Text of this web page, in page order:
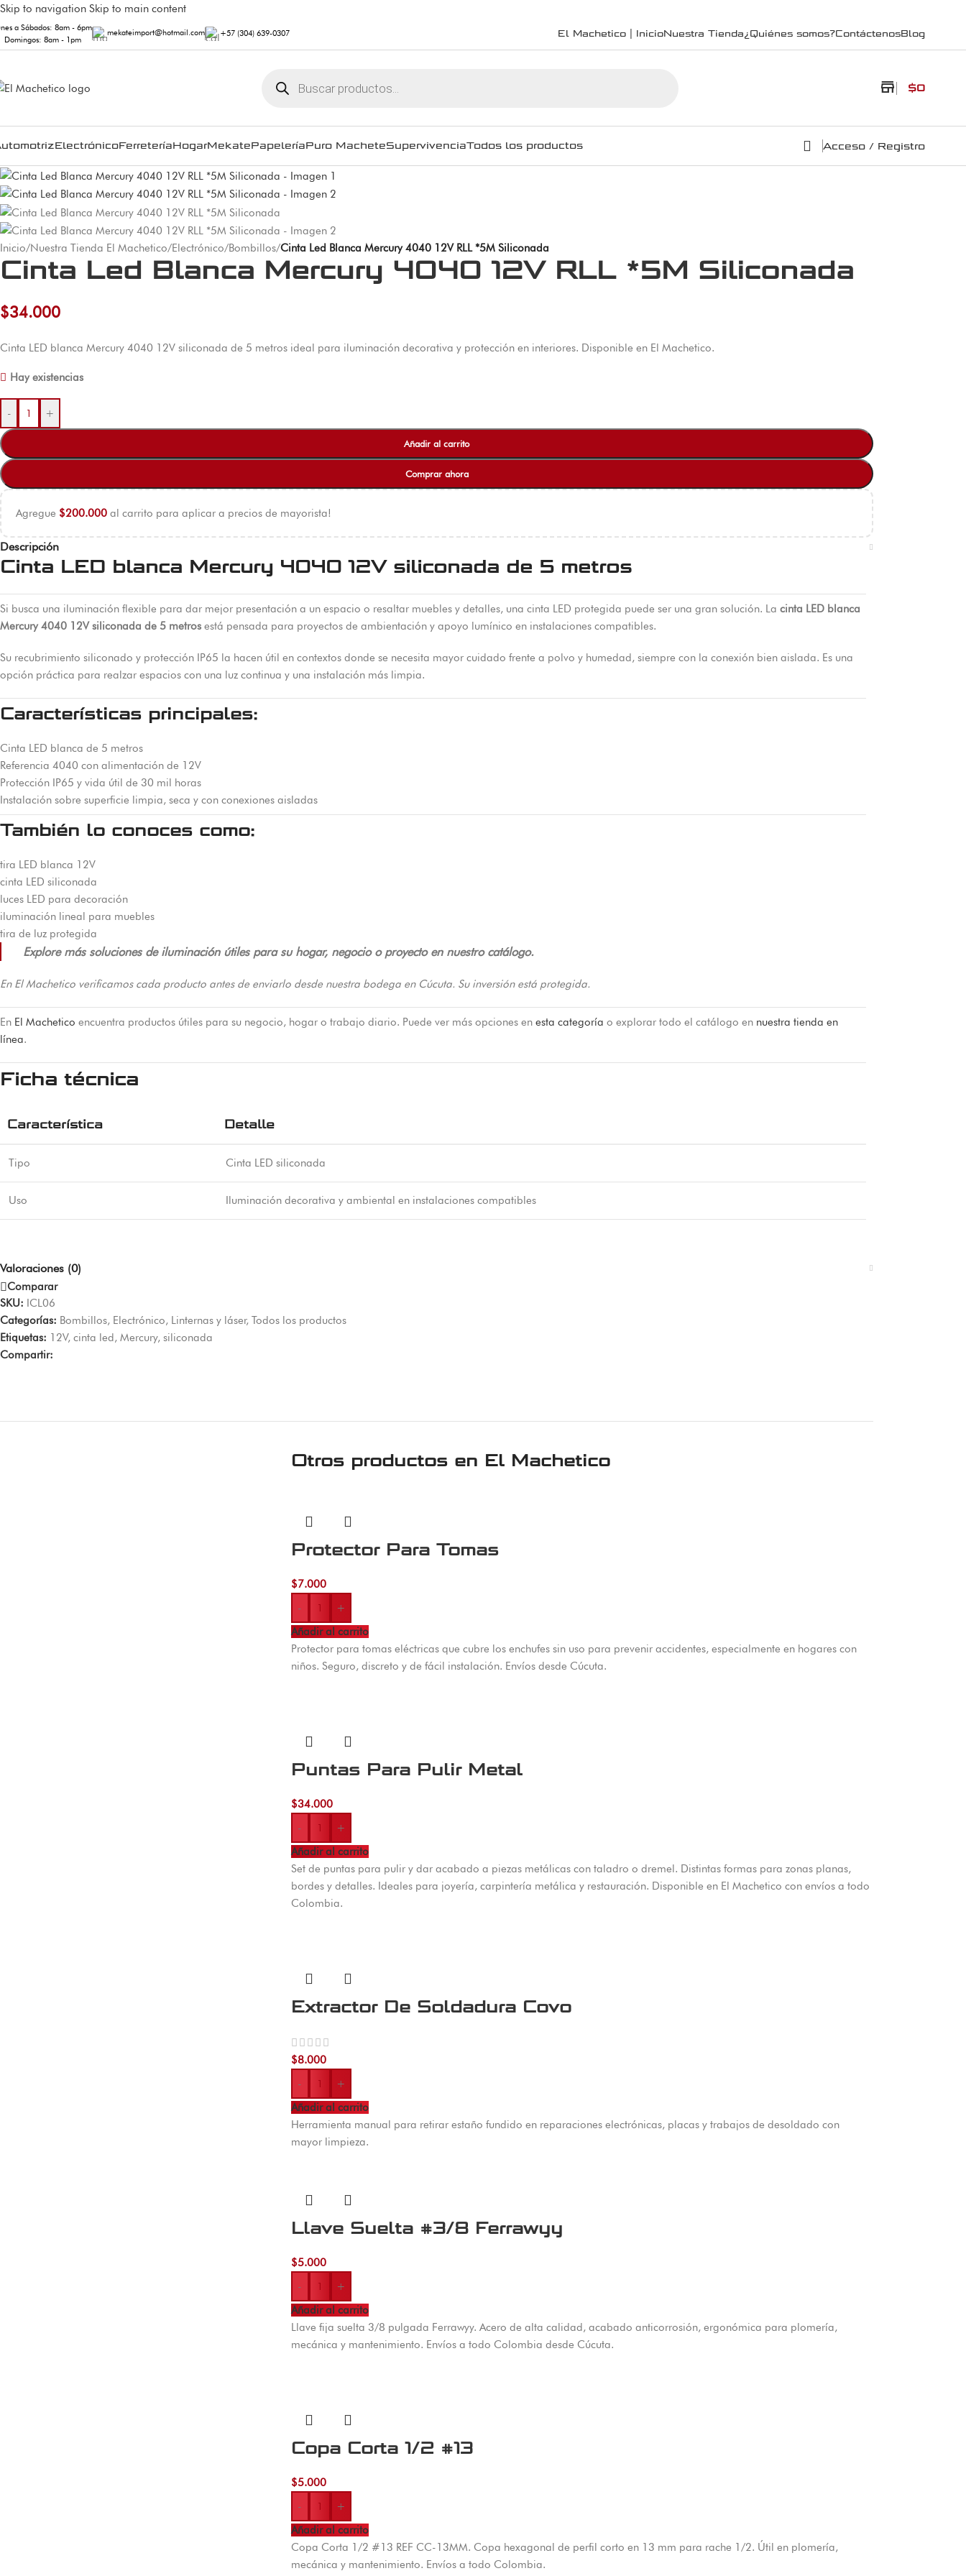
Skip to navigation Skip to main content
a Sábados: 8am - 6pm
Domingos: 8am - 1pm
mekateimport@hotmail.com +57 (304) 639-0307 El Machetico | InicioNuestra Tienda¿Quiénes somos?ContáctenosBlog
store $0
ElectrónicoFerreteríaHogarMekatePapeleríaPuro MacheteSupervivenciaTodos los productos Acceso / Registro
Inicio/Nuestra Tienda El Machetico/Electrónico/Bombillos/Cinta Led Blanca Mercury 4040 12V RLL *5M Siliconada
Cinta Led Blanca Mercury 4040 12V RLL *5M Siliconada
$34.000
Cinta LED blanca Mercury 4040 12V siliconada de 5 metros ideal para iluminación decorativa y protección en interiores. Disponible en El Machetico.
Hay existencias
- +
Añadir al carrito
Comprar ahora
Agregue $200.000 al carrito para aplicar a precios de mayorista!
Descripción
Cinta LED blanca Mercury 4040 12V siliconada de 5 metros
Si busca una iluminación flexible para dar mejor presentación a un espacio o resaltar muebles y detalles, una cinta LED protegida puede ser una gran solución. La cinta LED blanca
Mercury 4040 12V siliconada de 5 metros está pensada para proyectos de ambientación y apoyo lumínico en instalaciones compatibles.
Su recubrimiento siliconado y protección IP65 la hacen útil en contextos donde se necesita mayor cuidado frente a polvo y humedad, siempre con la conexión bien aislada. Es una
opción práctica para realzar espacios con una luz continua y una instalación más limpia.
Características principales:
Cinta LED blanca de 5 metros
Referencia 4040 con alimentación de 12V
Protección IP65 y vida útil de 30 mil horas
Instalación sobre superficie limpia, seca y con conexiones aisladas
También lo conoces como:
tira LED blanca 12V
cinta LED siliconada
luces LED para decoración
iluminación lineal para muebles
tira de luz protegida
Explore más soluciones de iluminación útiles para su hogar, negocio o proyecto en nuestro catálogo.
En El Machetico verificamos cada producto antes de enviarlo desde nuestra bodega en Cúcuta. Su inversión está protegida.
En El Machetico encuentra productos útiles para su negocio, hogar o trabajo diario. Puede ver más opciones en esta categoría o explorar todo el catálogo en nuestra tienda en
línea.
Ficha técnica
Característica Detalle
Tipo Cinta LED siliconada
Uso Iluminación decorativa y ambiental en instalaciones compatibles
Valoraciones (0)
Comparar
SKU: ICL06
Categorías: Bombillos, Electrónico, Linternas y láser, Todos los productos
Etiquetas: 12V, cinta led, Mercury, siliconada
Compartir:
Otros productos en El Machetico
Protector Para Tomas
$7.000
-
+
Añadir al carrito
Protector para tomas eléctricas que cubre los enchufes sin uso para prevenir accidentes, especialmente en hogares con
niños. Seguro, discreto y de fácil instalación. Envíos desde Cúcuta.
Puntas Para Pulir Metal
$34.000
-
+
Añadir al carrito
Set de puntas para pulir y dar acabado a piezas metálicas con taladro o dremel. Distintas formas para zonas planas,
bordes y detalles. Ideales para joyería, carpintería metálica y restauración. Disponible en El Machetico con envíos a todo
Colombia.
Extractor De Soldadura Covo
$8.000
-
+
Añadir al carrito
Herramienta manual para retirar estaño fundido en reparaciones electrónicas, placas y trabajos de desoldado con
mayor limpieza.
Llave Suelta #3/8 Ferrawyy
$5.000
-
+
Añadir al carrito
Llave fija suelta 3/8 pulgada Ferrawyy. Acero de alta calidad, acabado anticorrosión, ergonómica para plomería,
mecánica y mantenimiento. Envíos a todo Colombia desde Cúcuta.
Copa Corta 1/2 #13
$5.000
-
+
Añadir al carrito
Copa Corta 1/2 #13 REF CC-13MM. Copa hexagonal de perfil corto en 13 mm para rache 1/2. Útil en plomería,
mecánica y mantenimiento. Envíos a todo Colombia.